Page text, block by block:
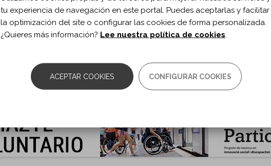
Año publicación: 2023
En:J Head Trauma Rehabil. 2023;38(6)
Tipo de documento:Artículo
E394-E403
10.1097/HTR.0000000000000858
36854103
tu experiencia de navegación en este portal. Puedes aceptarlas y facilitar
la optimización del site o configurar las cookies de forma personalizada.
¿Quieres más información? Lee nuestra política de cookies
ACEPTAR COOKIES CONFIGURAR COOKIES